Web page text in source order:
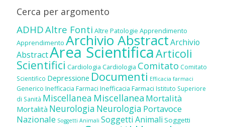
Cerca per argomento
ADHDAltre Fonti Altre Patologie Apprendimento
Apprendimento Archivio AbstractArchivio
AbstractArea ScientificaArticoli
Scientifici Cardiologia Cardiologia Comitato Comitato
Scientifico Depressione Documenti Efficacia farmaci
Generico Inefficacia Farmaci Inefficacia Farmaci Istituto Superiore
di Sanità Miscellanea Miscellanea Mortalità
Mortalità Neurologia Neurologia Portavoce
Nazionale Soggetti Animali Soggetti Animali Soggetti